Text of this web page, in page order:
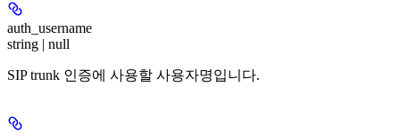
auth_username
string | null
SIP trunk 인증에 사용할 사용자명입니다.